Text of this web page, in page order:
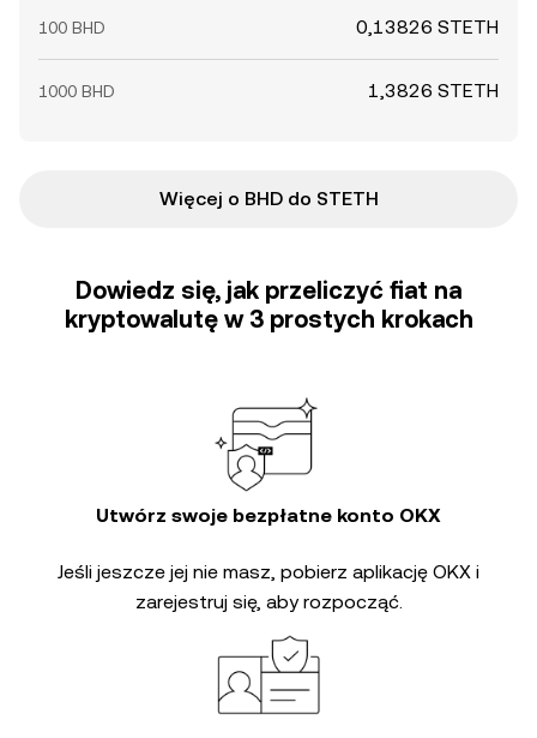
100 BHD 0,13826 STETH
1000 BHD 1,3826 STETH
Więcej o BHD do STETH
Dowiedz się, jak przeliczyć fiat na
kryptowalutę w 3 prostych krokach
Utwórz swoje bezpłatne konto OKX
Jeśli jeszcze jej nie masz, pobierz aplikację OKX i
zarejestruj się, aby rozpocząć.